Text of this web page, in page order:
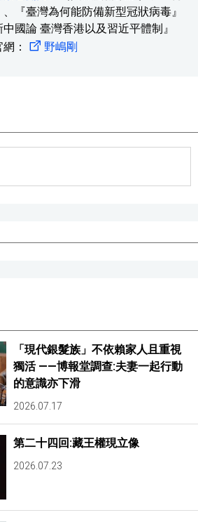
『臺灣為何能防備新型冠狀病毒』
中國論 臺灣香港以及習近平體制』
：
野嶋剛
「現代銀髮族」不依賴家人且重視
獨活 ——博報堂調查:夫妻一起行動
的意識亦下滑
2026.07.17
第二十四回:藏王權現立像
2026.07.23